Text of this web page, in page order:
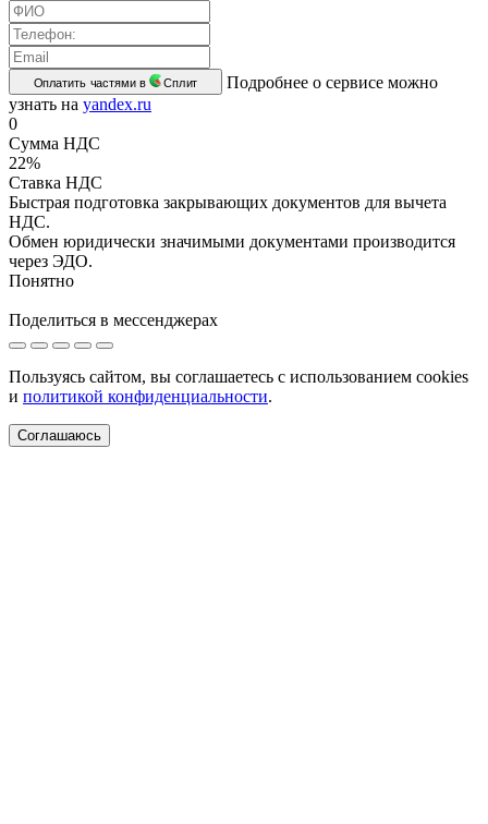
Оплатить частями в Сплит
Подробнее о сервисе можно
узнать на yandex.ru
0
Сумма НДС
22%
Ставка НДС
Быстрая подготовка закрывающих документов для вычета
НДС.
Обмен юридически значимыми документами производится
через ЭДО.
Понятно
Поделиться в мессенджерах
Пользуясь сайтом, вы соглашаетесь с использованием cookies
и политикой конфиденциальности.
Соглашаюсь